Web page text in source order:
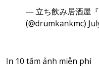
— 立ち飲み居酒屋
(@drumkankmc)
In 10 tấm ảnh miễn phí